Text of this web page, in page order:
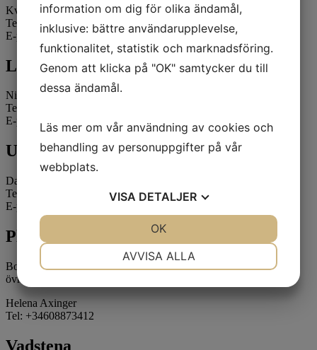
Kvick Elfberg
Tel: +46 (0)70 - 531 68 29
E-post: kvick@nojesmetro.com
Ludvika & Drammen, Norge
Niclas Starborg
Tel: +46 (0)73-590 19 37
E-post: niclas@nojesmetro.com
Uppsala
David Karlsson
Tel: +46 (0)70-405 45 76
E-post:
Playa de Cura, SPANIEN
Bokning av enklare underhållning t ex Pianister samt hjälp med
övrigt inom nöje efter önskemål
Helena Axinger
Tel: +34608873412
Vadstena
information om dig för olika ändamål,
inklusive: bättre användarupplevelse,
funktionalitet, statistik och marknadsföring.
Genom att klicka på "OK" samtycker du till
dessa ändamål.
Läs mer om vår användning av cookies och
behandling av personuppgifter på vår
webbplats.
VISA DETALJER
MARKNADSFÖRING
AVVISA ALLA
OK